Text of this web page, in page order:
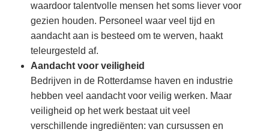
waardoor talentvolle mensen het soms liever voor
gezien houden. Personeel waar veel tijd en
aandacht aan is besteed om te werven, haakt
teleurgesteld af.
Aandacht voor veiligheid
Bedrijven in de Rotterdamse haven en industrie
hebben veel aandacht voor veilig werken. Maar
veiligheid op het werk bestaat uit veel
verschillende ingrediënten: van cursussen en